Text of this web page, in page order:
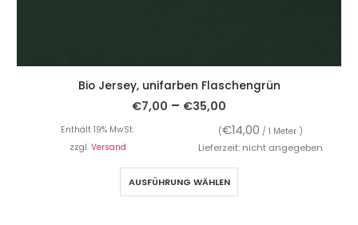
Bio Jersey, unifarben Flaschengrün
€7,00 – €35,00
Enthält 19% MwSt. (€14,00 / 1 Meter )
zzgl. Versand Lieferzeit: nicht angegeben
AUSFÜHRUNG WÄHLEN